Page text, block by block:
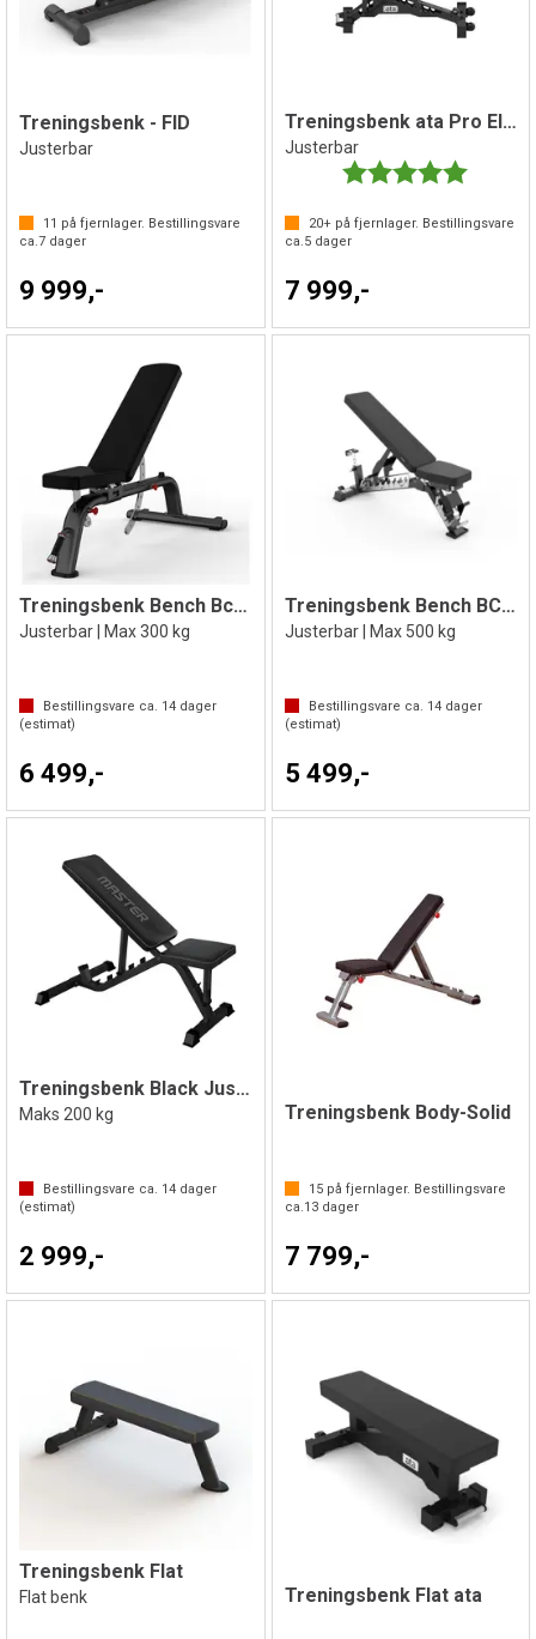
Treningsbenk - FID
Justerbar
11 på fjernlager. Bestillingsvare
ca.7 dager
9 999,-
Treningsbenk ata Pro Elite
Justerbar
Karakter:
20+på fjernlager. Bestillingsvare
ca.5dager
7 999,-
Treningsbenk Bench Bc 2.0
Justerbar | Max 300 kg
Bestillingsvare ca. 14 dager
(estimat)
6 499,-
Treningsbenk Bench BC 4.0
Justerbar | Max 500 kg
Bestillingsvare ca. 14dager
(estimat)
5 499,-
Treningsbenk Black Justerbar
Maks 200 kg
Bestillingsvare ca. 14 dager
(estimat)
2 999,-
Treningsbenk Body-Solid
15på fjernlager. Bestillingsvare
ca.13dager
7 799,-
Treningsbenk Flat
Flat benk Treningsbenk Flat ata